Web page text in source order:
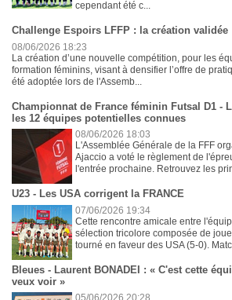
cependant été c...
Challenge Espoirs LFFP : la création validée
08/06/2026 18:23
La création d’une nouvelle compétition, pour les
formation féminins, visant à densifier l’offre de
été adoptée lors de l'Assemb...
Championnat de France féminin Futsal D1 -
les 12 équipes potentielles connues
08/06/2026 18:03
L'Assemblée Générale de la FFF
Ajaccio a voté le règlement de
l'entrée prochaine. Retrouvez les
U23 - Les USA corrigent la FRANCE
07/06/2026 19:34
Cette rencontre amicale entre
sélection tricolore composée de
tourné en faveur des USA (5-0).
Bleues - Laurent BONADEI : « C'est cette
veux voir »
05/06/2026 20:28